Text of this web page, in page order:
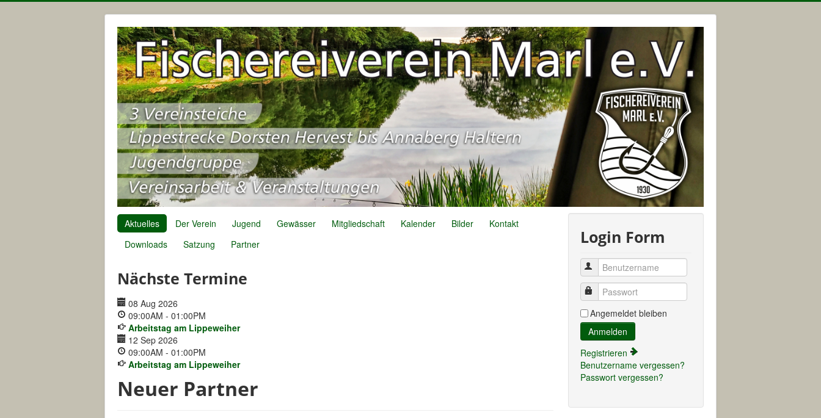
Aktuelles Der Verein Jugend Gewässer Mitgliedschaft Kalender Bilder
Kontakt
Downloads
Satzung Partner
Nächste Termine
08 Aug 2026
09:00AM - 01:00PM
Arbeitstag am Lippeweiher
12 Sep 2026
09:00AM - 01:00PM
Arbeitstag am Lippeweiher
Neuer Partner
Login Form
Benutzername
Passwort
Angemeldet bleiben
Anmelden
Registrieren
Benutzername vergessen?
Passwort vergessen?